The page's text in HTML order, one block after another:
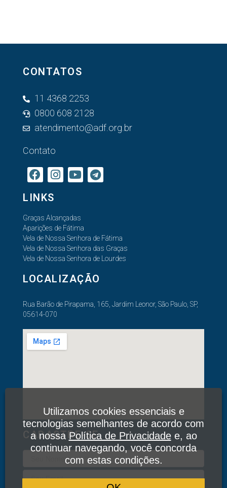
CONTATOS
11 4368 2253
0800 608 2128
atendimento@adf.org.br
Contato
LINKS
Graças Alcançadas
Aparições de Fátima
Vela de Nossa Senhora de Fátima
Vela de Nossa Senhora das Graças
Vela de Nossa Senhora de Lourdes
LOCALIZAÇÃO
Rua Barão de Pirapama, 165, Jardim Leonor, São Paulo, SP,
05614-070
CADASTRE-SE
Utilizamos cookies essenciais e
tecnologias semelhantes de acordo com
a nossaPolítica de Privacidadee, ao
continuar navegando, você concorda
com estas condições.